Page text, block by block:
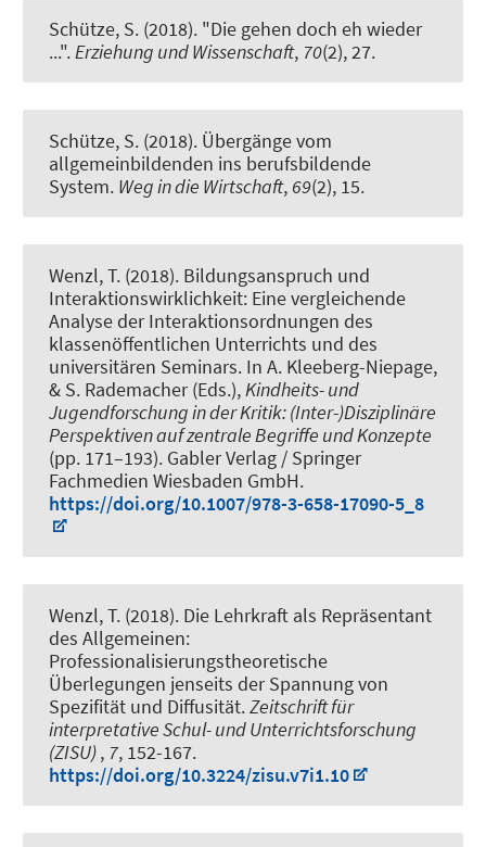
Schütze, S. (2018). "Die gehen doch eh wieder
...".Erziehung und Wissenschaft, 70(2), 27.
Schütze, S. (2018). Übergänge vom
allgemeinbildenden ins berufsbildende
System. Weg in die Wirtschaft, 69(2), 15.
Wenzl, T. (2018). Bildungsanspruch und
Interaktionswirklichkeit: Eine vergleichende
Analyse der Interaktionsordnungen des
klassenöffentlichen Unterrichts und des
universitären Seminars. In A. Kleeberg-Niepage,
& S. Rademacher (Eds.),Kindheits- und
Jugendforschung in der Kritik: (Inter-)Disziplinäre
Perspektiven auf zentrale Begriffe und Konzepte
(pp. 171–193). Gabler Verlag / Springer
Fachmedien Wiesbaden GmbH.
https://doi.org/10.1007/978-3-658-17090-5_8
Wenzl, T. (2018). Die Lehrkraft als Repräsentant
des Allgemeinen:
Professionalisierungstheoretische
Überlegungen jenseits der Spannung von
Spezifität und Diffusität.Zeitschrift für
interpretative Schul- und Unterrichtsforschung
(ZISU), 7, 152-167.
https://doi.org/10.3224/zisu.v7i1.10